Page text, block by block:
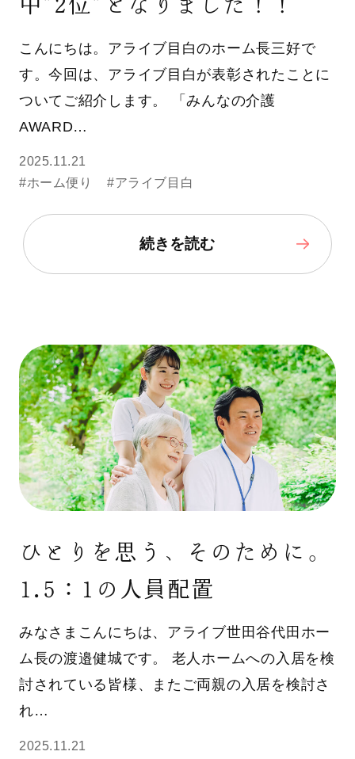
こんにちは。アライブ目白のホーム長三好で
す。今回は、アライブ目白が表彰されたことに
ついてご紹介します。 「みんなの介護
AWARD…
2025.11.21
#ホーム便り
#アライブ目白
続きを読む
ひとりを思う、そのために。
1.5：1の人員配置
みなさまこんにちは、アライブ世田谷代田ホー
ム長の渡邉健城です。 老人ホームへの入居を検
討されている皆様、またご両親の入居を検討さ
れ…
2025.11.21